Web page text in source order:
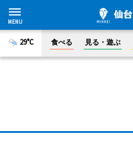
29°C 食べる 見る・遊ぶ